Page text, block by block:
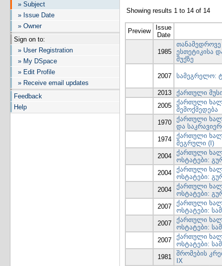
» Subject
» Issue Date
» Owner
Sign on to:
» User Registration
» My DSpace
» Edit Profile
» Receive email updates
Feedback
Help
Showing results 1 to 14 of 14
Preview
Issue
Date
1985
ესთეტიკისა
შუქზე
2007 სამეგრელო:
2013
ქართული
2005
ქართული
შემოქმედება
1970
ქართული
და
1974
ქართული
მეგრული (I)
2004
ქართული
ოსტატები:
2004
ქართული
ოსტატები:
2004
ქართული
ოსტატები:
2007
ქართული
ოსტატები:
2007
ქართული
ოსტატები:
2007
ქართული
ოსტატები:
1981
შრომების
IX